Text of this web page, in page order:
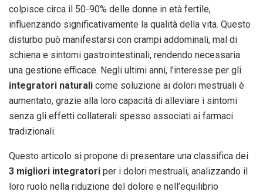
colpisce circa il 50-90% delle donne in età fertile,
influenzando significativamente la qualità della vita. Questo
disturbo può manifestarsi con crampi addominali, mal di
schiena e sintomi gastrointestinali, rendendo necessaria
una gestione efficace. Negli ultimi anni, l’interesse per gli
integratori naturali come soluzione ai dolori mestruali è
aumentato, grazie alla loro capacità di alleviare i sintomi
senza gli effetti collaterali spesso associati ai farmaci
tradizionali.
Questo articolo si propone di presentare una classifica dei
3 migliori integratori per i dolori mestruali, analizzando il
loro ruolo nella riduzione del dolore e nell’equilibrio